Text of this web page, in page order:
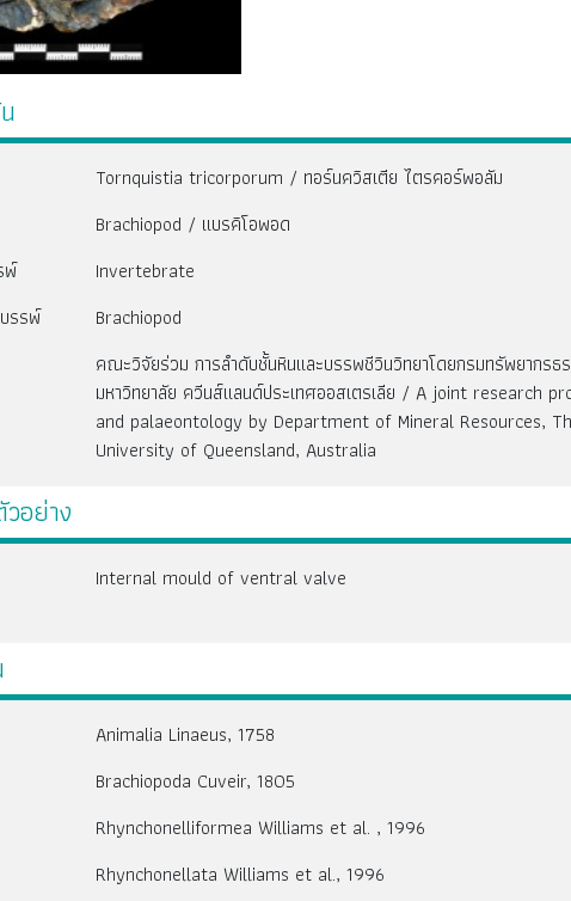
Tornquistia tricorporum / ทอร์นควิสเตีย ไตรคอร์พอลัม
Brachiopod / แบรคิโอพอด
พ์
Invertebrate
รรพ์
Brachiopod
คณะวิจัยร่วม การลำดับชั้นหินและบรรพชีวินวิทยาโดยกรมทรัพยากรธ
มหาวิทยาลัย ควีนส์แลนด์ประเทศออสเตรเลีย / A joint research
and palaeontology by Department of Mineral Resources,
University of Queensland, Australia
อย่าง
Internal mould of ventral valve
Animalia Linaeus, 1758
Brachiopoda Cuveir, 1805
Rhynchonelliformea Williams et al. , 1996
Rhynchonellata Williams et al., 1996